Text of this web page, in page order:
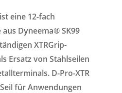
eine 12-fach
Dyneema® SK99
XTRGrip-
Ersatz von Stahlseilen
D-Pro-XTR
für Anwendungen